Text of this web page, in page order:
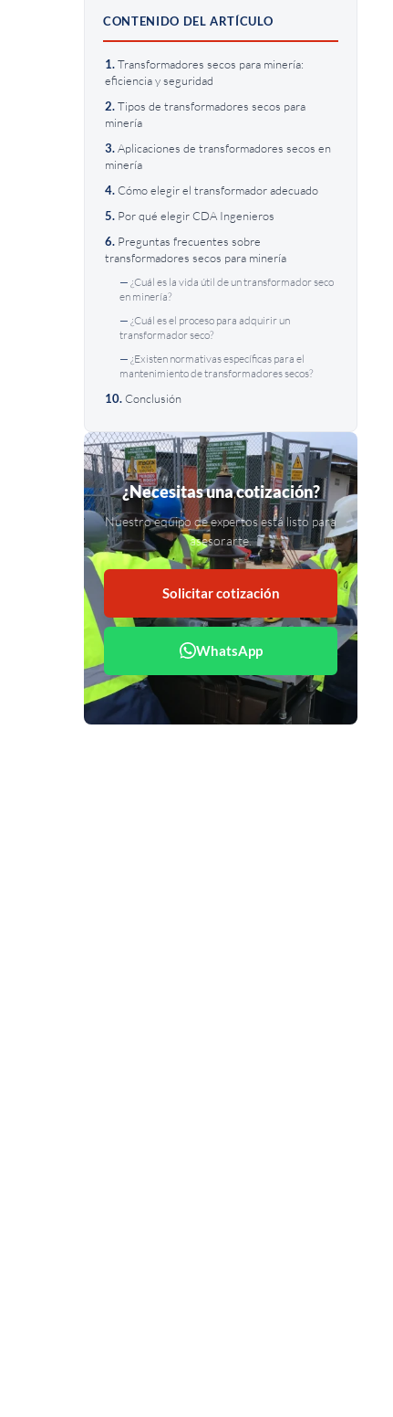
CONTENIDO DEL ARTÍCULO
Transformadores secos para minería:
eficiencia y seguridad
Tipos de transformadores secos para
minería
Aplicaciones de transformadores secos en
minería
Cómo elegir el transformador adecuado
Por qué elegir CDA Ingenieros
Preguntas frecuentes sobre
transformadores secos para minería
¿Cuál es la vida útil de un transformador seco
en minería?
¿Cuál es el proceso para adquirir un
transformador seco?
¿Existen normativas específicas para el
mantenimiento de transformadores secos?
Conclusión
¿Necesitas una cotización?
Nuestro equipo de expertos está listo para
asesorarte.
Solicitar cotización
WhatsApp